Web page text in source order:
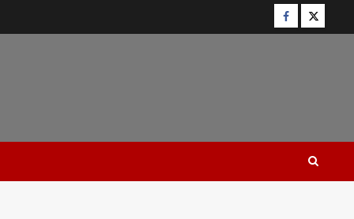
Facebook
Twitter